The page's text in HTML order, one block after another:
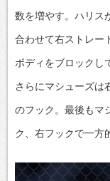
数を増やす。ハリス
合わせて右ストレー
ボディをブロックし
さらにマシューズは
のフック。最後もマ
ク、右フックで一方